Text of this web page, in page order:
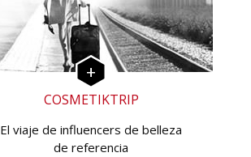
COSMETIKTRIP
El viaje de influencers de belleza
de referencia